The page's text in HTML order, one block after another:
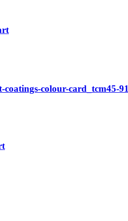
coatings-colour-card_tcm45-